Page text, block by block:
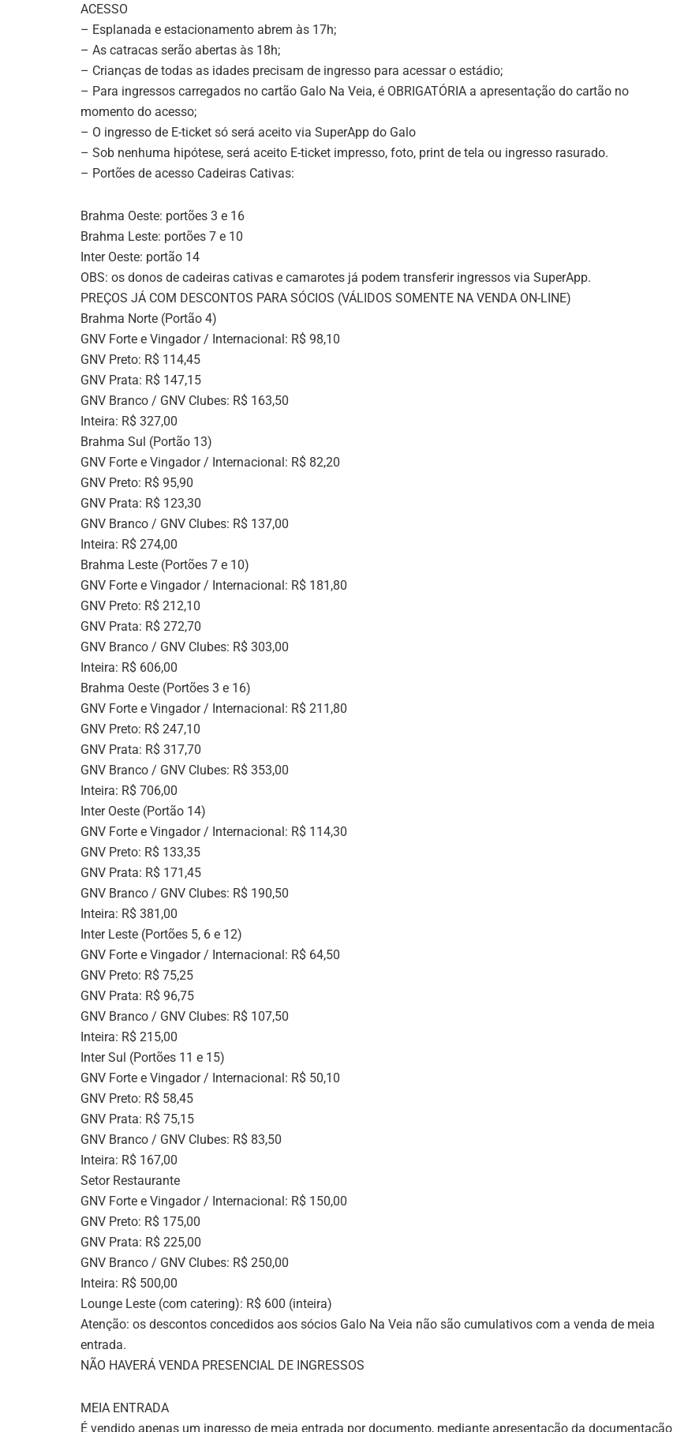
ACESSO
– Esplanada e estacionamento abrem às 17h;
– As catracas serão abertas às 18h;
– Crianças de todas as idades precisam de ingresso para acessar o estádio;
– Para ingressos carregados no cartão Galo Na Veia, é OBRIGATÓRIA a apresentação do cartão no
momento do acesso;
– O ingresso de E-ticket só será aceito via SuperApp do Galo
– Sob nenhuma hipótese, será aceito E-ticket impresso, foto, print de tela ou ingresso rasurado.
– Portões de acesso Cadeiras Cativas:
Brahma Oeste: portões 3 e 16
Brahma Leste: portões 7 e 10
Inter Oeste: portão 14
OBS: os donos de cadeiras cativas e camarotes já podem transferir ingressos via SuperApp.
PREÇOS JÁ COM DESCONTOS PARA SÓCIOS (VÁLIDOS SOMENTE NA VENDA ON-LINE)
Brahma Norte (Portão 4)
GNV Forte e Vingador / Internacional: R$ 98,10
GNV Preto: R$ 114,45
GNV Prata: R$ 147,15
GNV Branco / GNV Clubes: R$ 163,50
Inteira: R$ 327,00
Brahma Sul (Portão 13)
GNV Forte e Vingador / Internacional: R$ 82,20
GNV Preto: R$ 95,90
GNV Prata: R$ 123,30
GNV Branco / GNV Clubes: R$ 137,00
Inteira: R$ 274,00
Brahma Leste (Portões 7 e 10)
GNV Forte e Vingador / Internacional: R$ 181,80
GNV Preto: R$ 212,10
GNV Prata: R$ 272,70
GNV Branco / GNV Clubes: R$ 303,00
Inteira: R$ 606,00
Brahma Oeste (Portões 3 e 16)
GNV Forte e Vingador / Internacional: R$ 211,80
GNV Preto: R$ 247,10
GNV Prata: R$ 317,70
GNV Branco / GNV Clubes: R$ 353,00
Inteira: R$ 706,00
Inter Oeste (Portão 14)
GNV Forte e Vingador / Internacional: R$ 114,30
GNV Preto: R$ 133,35
GNV Prata: R$ 171,45
GNV Branco / GNV Clubes: R$ 190,50
Inteira: R$ 381,00
Inter Leste (Portões 5, 6 e 12)
GNV Forte e Vingador / Internacional: R$ 64,50
GNV Preto: R$ 75,25
GNV Prata: R$ 96,75
GNV Branco / GNV Clubes: R$ 107,50
Inteira: R$ 215,00
Inter Sul (Portões 11 e 15)
GNV Forte e Vingador / Internacional: R$ 50,10
GNV Preto: R$ 58,45
GNV Prata: R$ 75,15
GNV Branco / GNV Clubes: R$ 83,50
Inteira: R$ 167,00
Setor Restaurante
GNV Forte e Vingador / Internacional: R$ 150,00
GNV Preto: R$ 175,00
GNV Prata: R$ 225,00
GNV Branco / GNV Clubes: R$ 250,00
Inteira: R$ 500,00
Lounge Leste (com catering): R$ 600 (inteira)
Atenção: os descontos concedidos aos sócios Galo Na Veia não são cumulativos com a venda de meia
entrada.
NÃO HAVERÁ VENDA PRESENCIAL DE INGRESSOS
MEIA ENTRADA
É vendido apenas um ingresso de meia entrada por documento, mediante apresentação da documentação